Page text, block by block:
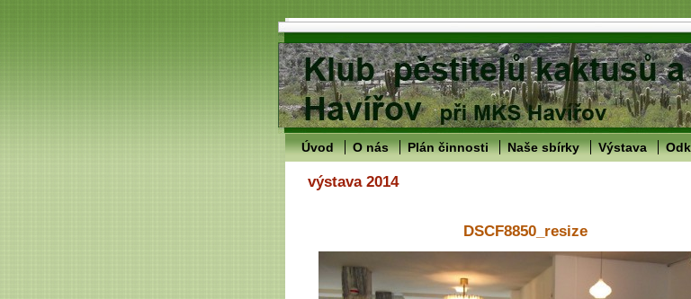
Úvod O nás Plán činnosti Naše sbírky Výstava
výstava 2014
DSCF8850_resize